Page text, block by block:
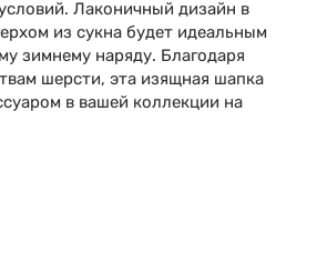
Лаконичный дизайн в
из сукна будет идеальным
зимнему наряду. Благодаря
шерсти, эта изящная шапка
в вашей коллекции на